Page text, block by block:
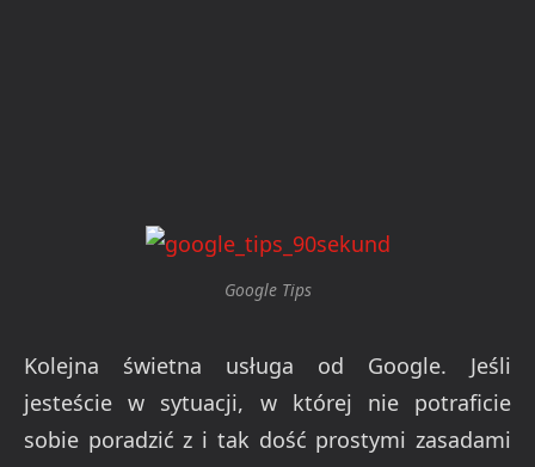
Google Tips
Kolejna świetna usługa od Google. Jeśli
jesteście w sytuacji, w której nie potraficie
sobie poradzić z i tak dość prostymi zasadami